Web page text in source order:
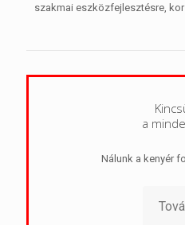
szakmai eszközfejlesztésre,
a
Nálunk a kenyér